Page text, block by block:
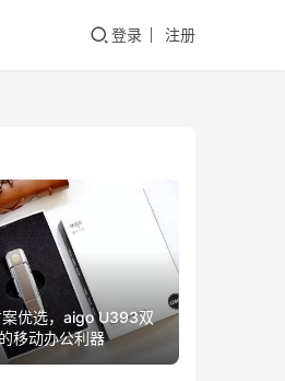
登录 注册
优选，aigo U393双
移动办公利器